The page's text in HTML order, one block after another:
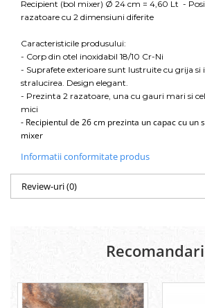
Recipient (bol mixer) Ø 24 cm = 4,60 Lt -
razatoare cu 2 dimensiuni diferite
Caracteristicile produsului:
- Corp din otel inoxidabil 18/10 Cr-Ni
- Suprafete exterioare sunt lustruite cu grija si
stralucirea. Design elegant.
- Prezinta 2 razatoare, una cu gauri mari si
mici
- Recipientul de 26 cm prezinta un capac cu un
mixer
Informatii conformitate produs
Review-uri(0)
Recomandari